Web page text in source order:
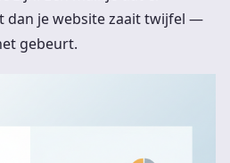
dan je website zaait twijfel —
gebeurt.